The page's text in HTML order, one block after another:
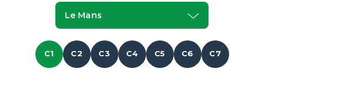
Le Mans
C1 C2 C3 C4 C5 C6 C7